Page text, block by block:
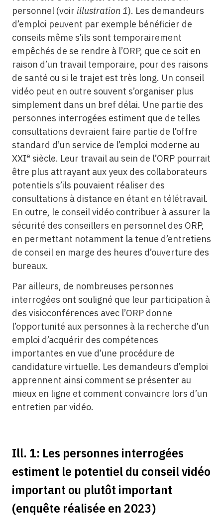
personnel (voir illustration 1). Les demandeurs
d’emploi peuvent par exemple bénéficier de
conseils même s’ils sont temporairement
empêchés de se rendre à l’ORP, que ce soit en
raison d’un travail temporaire, pour des raisons
de santé ou si le trajet est très long. Un conseil
vidéo peut en outre souvent s’organiser plus
simplement dans un bref délai. Une partie des
personnes interrogées estiment que de telles
consultations devraient faire partie de l’offre
standard d’un service de l’emploi moderne au
XXIe siècle. Leur travail au sein de l’ORP pourrait
être plus attrayant aux yeux des collaborateurs
potentiels s’ils pouvaient réaliser des
consultations à distance en étant en télétravail.
En outre, le conseil vidéo contribuer à assurer la
sécurité des conseillers en personnel des ORP,
en permettant notamment la tenue d’entretiens
de conseil en marge des heures d’ouverture des
bureaux.
Par ailleurs, de nombreuses personnes
interrogées ont souligné que leur participation à
des visioconférences avec l’ORP donne
l’opportunité aux personnes à la recherche d’un
emploi d’acquérir des compétences
importantes en vue d’une procédure de
candidature virtuelle. Les demandeurs d’emploi
apprennent ainsi comment se présenter au
mieux en ligne et comment convaincre lors d’un
entretien par vidéo.
Ill. 1: Les personnes interrogées
estiment le potentiel du conseil vidéo
important ou plutôt important
(enquête réalisée en 2023)